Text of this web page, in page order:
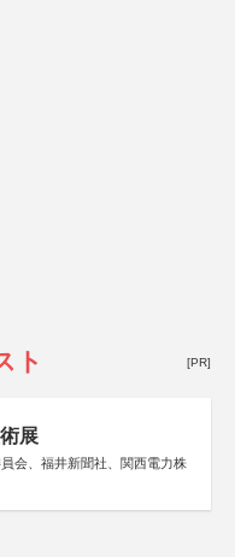
ト [PR]
展
会、福井新聞社、関西電力株